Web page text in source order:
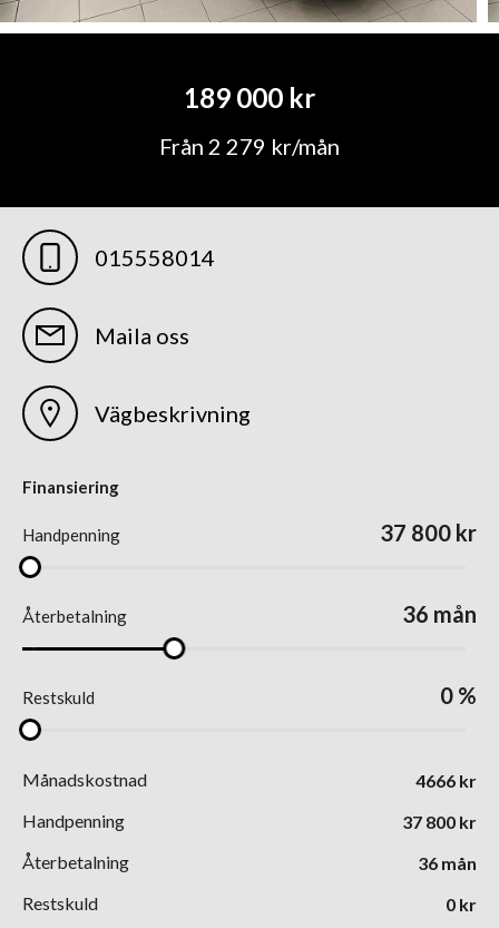
189 000 kr
Från 2 279 kr/mån
015558014
Maila oss
Vägbeskrivning
Finansiering
Handpenning 37 800 kr
Återbetalning 36 mån
Restskuld 0 %
Månadskostnad 4666 kr
Handpenning
37 800 kr
Återbetalning
36 mån
Restskuld
0 kr